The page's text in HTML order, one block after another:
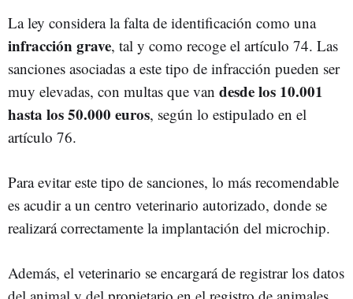
La ley considera la falta de identificación como una
infracción grave, tal y como recoge el artículo 74. Las
sanciones asociadas a este tipo de infracción pueden ser
muy elevadas, con multas que van desde los 10.001
hasta los 50.000 euros, según lo estipulado en el
artículo 76.
Para evitar este tipo de sanciones, lo más recomendable
es acudir a un centro veterinario autorizado, donde se
realizará correctamente la implantación del microchip.
Además, el veterinario se encargará de registrar los datos